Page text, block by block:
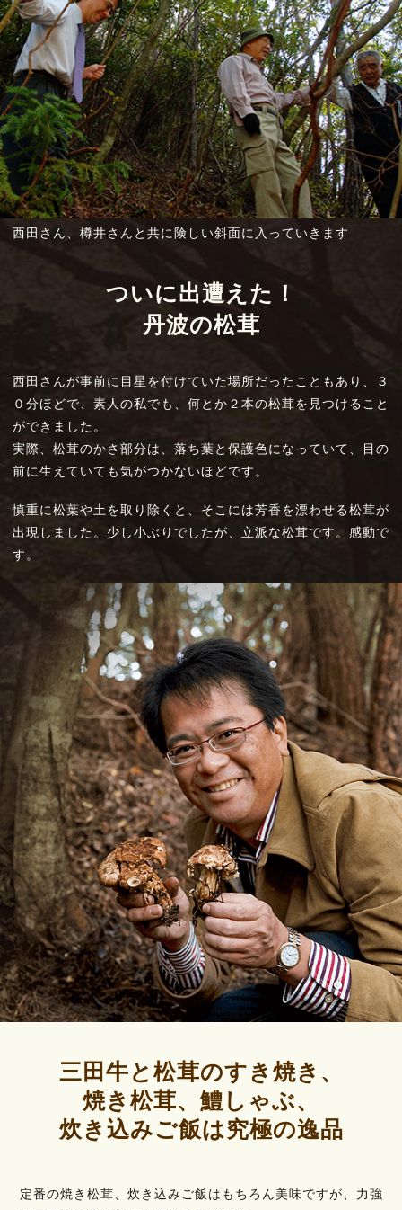
西田さん、樽井さんと共に 険しい斜面に入っていきます
ついに出遭えた ！
丹波の松茸
西田さんが事前に目星を付けていた場所だったこともあり、３
０分ほどで、素人の私でも、何とか２本の松茸を見つけること
ができました。
実際、松茸のかさ部分は、落ち葉と保護色になっていて、目の
前に生えていても気がつかないほどです。
慎重に松葉や土を取り除くと、そこには芳香を漂わせる松茸が
出現しました。少し小ぶりでしたが、立派な松茸です。感動で
す。
三田牛と松茸のすき焼き、
焼き松茸、 鱧しゃぶ、
炊き込みご飯は究極の逸品
定番の焼き松茸、炊き込みご飯はもちろん美味ですが、力強